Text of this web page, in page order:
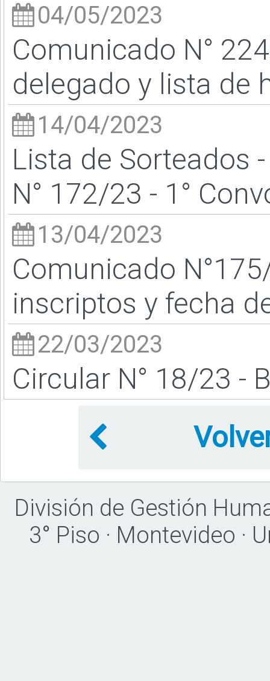
04/05/2023
Comunicado N°
delegado y lista de
14/04/2023
Lista de Sorteados
N° 172/23 - 1°
13/04/2023
Comunicado
inscriptos y fecha
22/03/2023
Circular N° 18/23 -
División de Gestión
3° Piso · Montevideo ·